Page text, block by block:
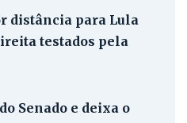
distância para Lula
testados pela
Senado e deixa o